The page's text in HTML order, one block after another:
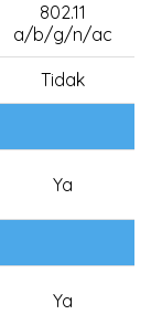
802.11
a/b/g/n/ac
Tidak
Ya
Ya